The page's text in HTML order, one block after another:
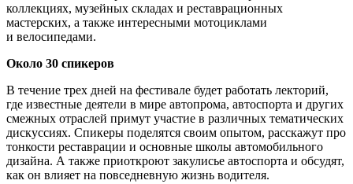
коллекциях, музейных складах и реставрационных
мастерских, а также интересными мотоциклами
и велосипедами.
Около 30 спикеров
В течение трех дней на фестивале будет работать лекторий,
где известные деятели в мире автопрома, автоспорта и других
смежных отраслей примут участие в различных тематических
дискуссиях. Спикеры поделятся своим опытом, расскажут про
тонкости реставрации и основные школы автомобильного
дизайна. А также приоткроют закулисье автоспорта и обсудят,
как он влияет на повседневную жизнь водителя.